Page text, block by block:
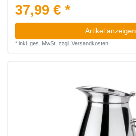
37,99 € *
Artikel anzeigen
* inkl. ges. MwSt. zzgl. Versandkosten